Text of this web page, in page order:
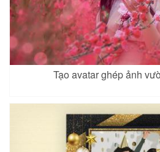
Tạo avatar ghép ảnh